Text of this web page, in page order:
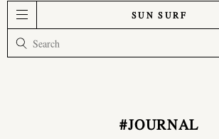
SUN SURF
#JOURNAL